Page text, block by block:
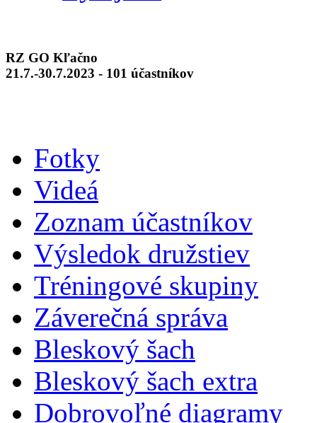
RZ GO Kľačno
21.7.-30.7.2023 - 101 účastníkov
Fotky
Videá
Zoznam účastníkov
Výsledok družstiev
Tréningové skupiny
Záverečná správa
Bleskový šach
Bleskový šach extra
Dobrovoľné diagramy